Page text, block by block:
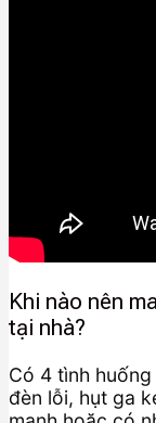
Khi nào nên
tại nhà?
Có 4 tình
đèn lỗi, hụt ga